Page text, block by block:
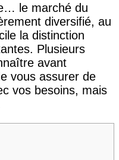
le marché du
diversifié, au
la distinction
Plusieurs
avant
vous assurer de
vos besoins, mais